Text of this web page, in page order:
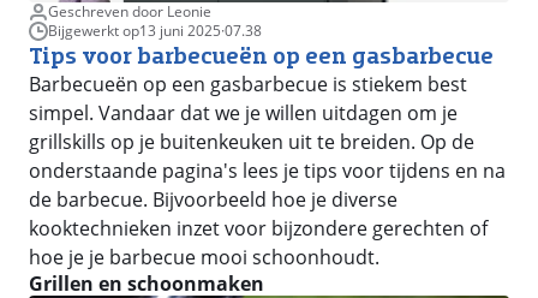
Geschreven door Leonie
Bijgewerkt op13 juni 2025·07.38
Tips voor barbecueën op een gasbarbecue
Barbecueën op een gasbarbecue is stiekem best
simpel. Vandaar dat we je willen uitdagen om je
grillskills op je buitenkeuken uit te breiden. Op de
onderstaande pagina's lees je tips voor tijdens en na
de barbecue. Bijvoorbeeld hoe je diverse
kooktechnieken inzet voor bijzondere gerechten of
hoe je je barbecue mooi schoonhoudt.
Grillen en schoonmaken